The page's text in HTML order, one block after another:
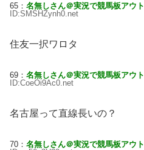
65： 名無しさん＠実況で競馬板アウト
ID:SMSHZynh0.net
住友一択ワロタ
69： 名無しさん＠実況で競馬板アウト
ID:CoeOi9Ac0.net
名古屋って直線長いの？
70： 名無しさん＠実況で競馬板アウト